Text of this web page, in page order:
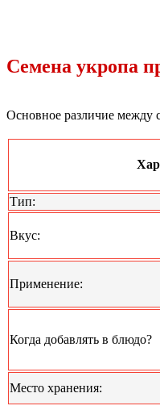
Семена укропа
Основное различие между
Тип:
Вкус:
Применение:
Когда добавлять в блюдо?
Место хранения: